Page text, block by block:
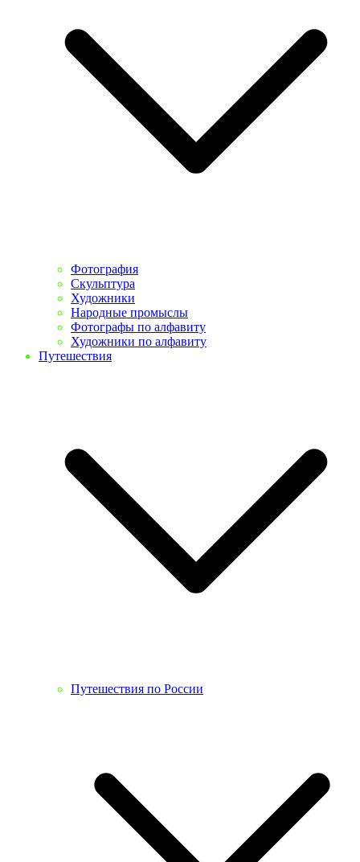
Фотография
Скульптура
Художники
Народные промыслы
Фотографы по алфавиту
Художники по алфавиту
Путешествия
Путешествия по России